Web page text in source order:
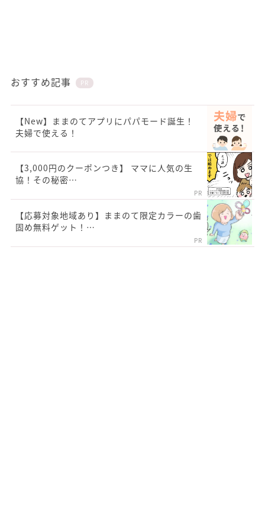
おすすめ記事 PR
【New】ままのてアプリにパパモード誕生！
夫婦で使える！
【3,000円のクーポンつき】 ママに人気の生
協！その秘密…
PR
【応募対象地域あり】ままのて限定カラーの歯
固め無料ゲット！…
PR